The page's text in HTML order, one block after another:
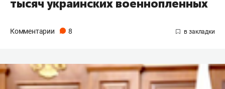
тысяч украинских военнопленных
Комментарии 8